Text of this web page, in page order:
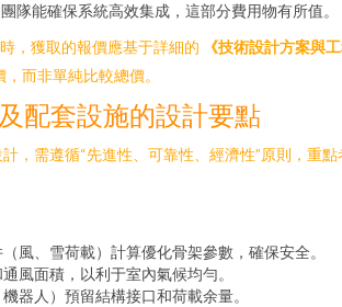
隊能確保系統高效集成，這部分費用物有所值。
，獲取的報價應基于詳細的
《技術設計方案與
，而非單純比較總價。
配套設施的設計要點
，需遵循“先進性、可靠性、經濟性”原則，重點
風、雪荷載）計算優化骨架參數，確保安全。
風面積，以利于室內氣候均勻。
器人）預留結構接口和荷載余量。